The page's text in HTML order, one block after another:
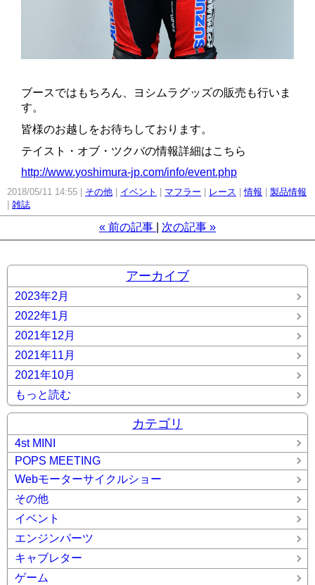
ブースではもちろん、ヨシムラグッズの販売も行いま
す。
皆様のお越しをお待ちしております。
テイスト・オブ・ツクバの情報詳細はこちら
http://www.yoshimura-jp.com/info/event.php
2018/05/11 14:55 その他 イベント マフラー レース 情報
製品情報
雑誌
« 前の記事 次の記事 »
アーカイブ
2023年2月
2022年1月
2021年12月
2021年11月
2021年10月
もっと読む
カテゴリ
4st MINI
POPS MEETING
Webモーターサイクルショー
その他
イベント
エンジンパーツ
キャブレター
ゲーム